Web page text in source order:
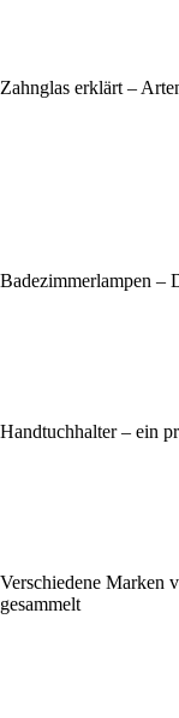
Zahnglas erklärt –
Badezimmerlampen –
Handtuchhalter – ein
Verschiedene Marken
gesammelt